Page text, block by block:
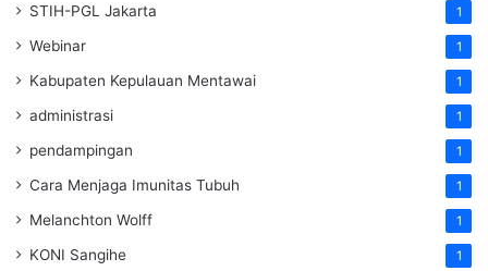
STIH-PGL Jakarta 1
Webinar 1
Kabupaten Kepulauan Mentawai 1
administrasi 1
pendampingan 1
Cara Menjaga Imunitas Tubuh 1
Melanchton Wolff 1
KONI Sangihe 1